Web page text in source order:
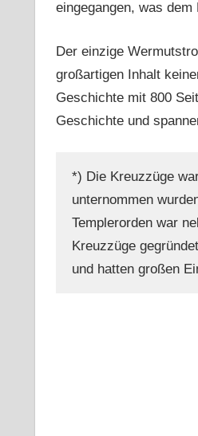
eingegangen, was
Der einzige
großartigen Inhalt
Geschichte mit 800
Geschichte und
*) Die Kreuzzüge
unternommen
Templerorden war
Kreuzzüge
und hatten großen